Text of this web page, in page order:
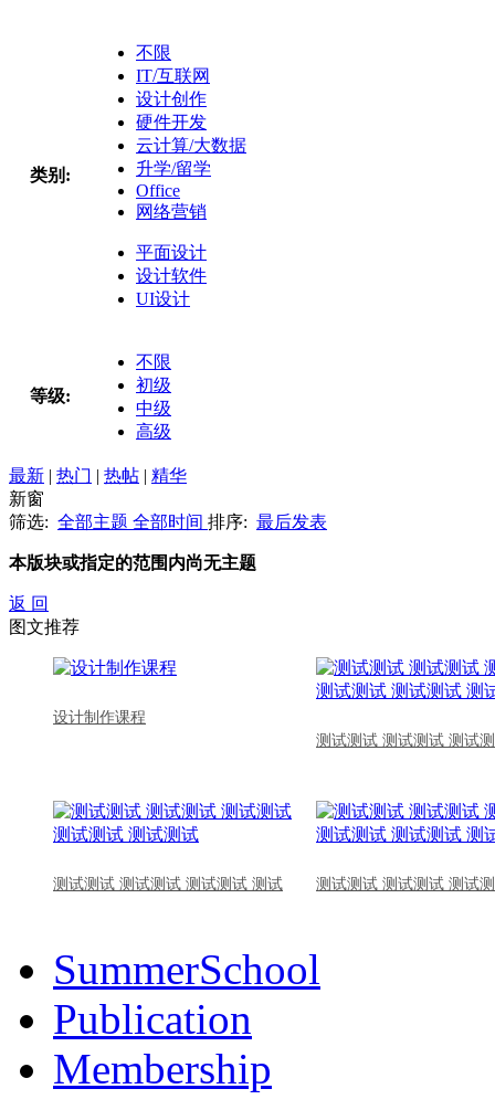
类别:
不限
IT/互联网
设计创作
硬件开发
云计算/大数据
升学/留学
Office
网络营销
平面设计
设计软件
UI设计
等级:
不限
初级
中级
高级
最新 | 热门 | 热帖 | 精华
新窗
筛选: 全部主题 全部时间 排序: 最后发表
本版块或指定的范围内尚无主题
返 回
图文推荐
设计制作课程
测试测试 测试测试 测试
测试测试 测试测试 测试测试 测试 测试测试 测试测试 测试
SummerSchool
Publication
Membership